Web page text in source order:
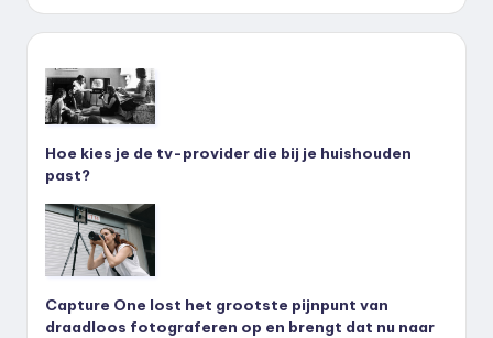
Hoe kies je de tv-provider die bij je huishouden
past?
Capture One lost het grootste pijnpunt van
draadloos fotograferen op en brengt dat nu naar